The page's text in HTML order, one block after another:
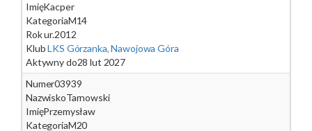
ImięKacper
KategoriaM14
Rok ur.2012
KlubLKS Górzanka, Nawojowa Góra
Aktywny do28 lut 2027
Numer03939
NazwiskoTarnowski
ImięPrzemysław
KategoriaM20